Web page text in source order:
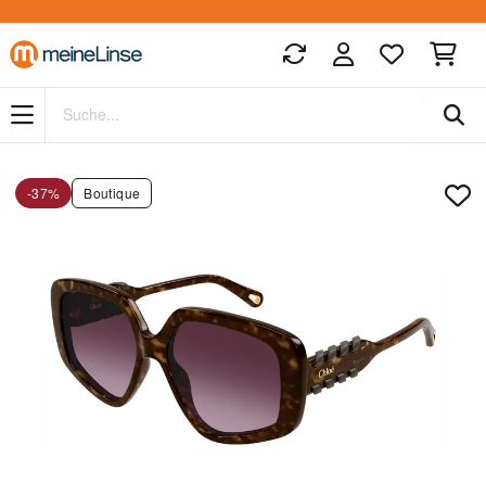
Zum Hauptinhalt springen
-37% Boutique